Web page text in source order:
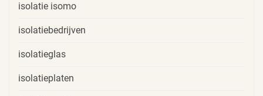
isolatie isomo
isolatiebedrijven
isolatieglas
isolatieplaten